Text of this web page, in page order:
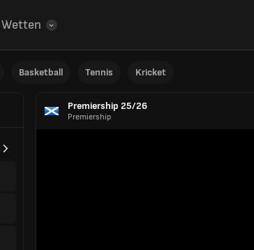
Wetten
Basketball Tennis Kricket
Premiership 25/26
Premiership